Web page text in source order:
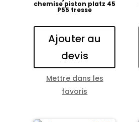
chemise piston platz 45
P55 tresse
Ajouter au
devis
Mettre dans les
favoris